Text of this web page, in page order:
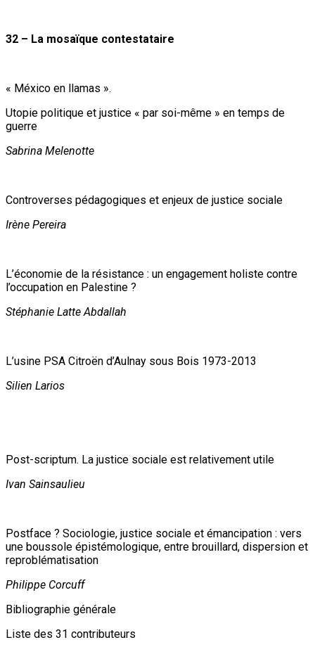
32 – La mosaïque contestataire
« México en llamas ».
Utopie politique et justice « par soi-même » en temps de
guerre
Sabrina Melenotte
Controverses pédagogiques et enjeux de justice sociale
Irène Pereira
L’économie de la résistance : un engagement holiste contre
l’occupation en Palestine ?
Stéphanie Latte Abdallah
L’usine PSA Citroën d’Aulnay sous Bois 1973-2013
Silien Larios
Post-scriptum. La justice sociale est relativement utile
Ivan Sainsaulieu
Postface ? Sociologie, justice sociale et émancipation : vers
une boussole épistémologique, entre brouillard, dispersion et
reproblématisation
Philippe Corcuff
Bibliographie générale
Liste des 31 contributeurs